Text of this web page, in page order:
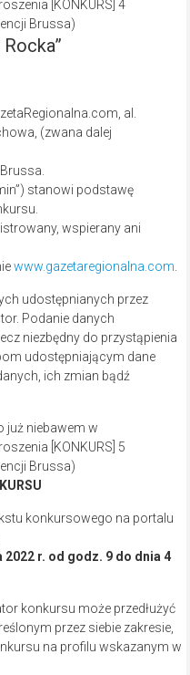
Brussa)
al.
(zwana dalej
stanowi podstawę
wspierany ani
www.gazetaregionalna.com
udostępnianych przez
Podanie danych
niezbędny do przystąpienia
udostępniającym dane
ich zmian bądź
Brussa)
konkursowego na portalu
r. od godz. 9 do dnia 4
konkursu może przedłużyć
przez siebie zakresie,
na profilu wskazanym w